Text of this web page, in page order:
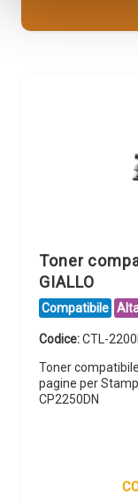
Toner
GIALLO
Compatibile
Codice:CTL-
Toner
pagine per
CP2250DN